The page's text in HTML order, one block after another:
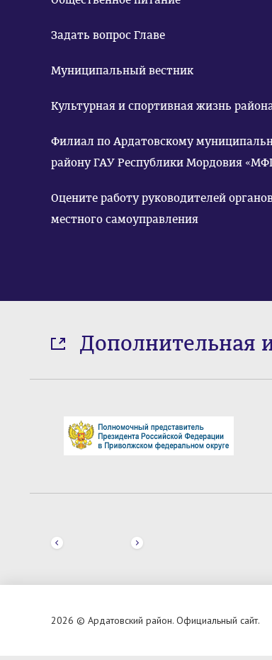
Задать вопрос Главе
Муниципальный вестник
Культурная и спортивная жизнь
Филиал по Ардатовскому
району ГАУ Республики Мордовия
Оцените работу руководителей
местного самоуправления
Дополнительная